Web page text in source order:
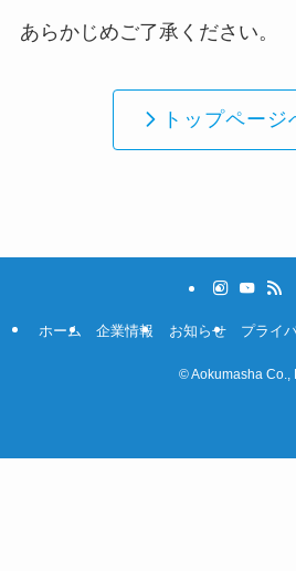
あらかじめご了承ください。
トップページ
ホーム 企業情報 お知らせ プライ
©Aokumasha Co.,